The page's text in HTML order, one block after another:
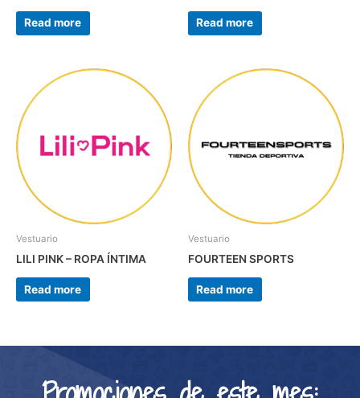
Read more Read more
Vestuario
LILI PINK – ROPA ÍNTIMA
Read more
Vestuario
FOURTEEN SPORTS
Read more